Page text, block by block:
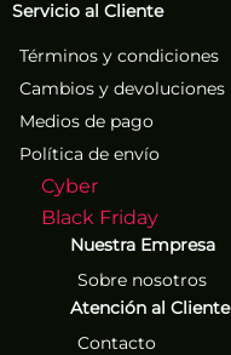
Servicio al Cliente
Términos y condiciones
Cambios y devoluciones
Medios de pago
Política de envío
Cyber
Black Friday
Nuestra Empresa
Sobre nosotros
Atención al Cliente
Contacto